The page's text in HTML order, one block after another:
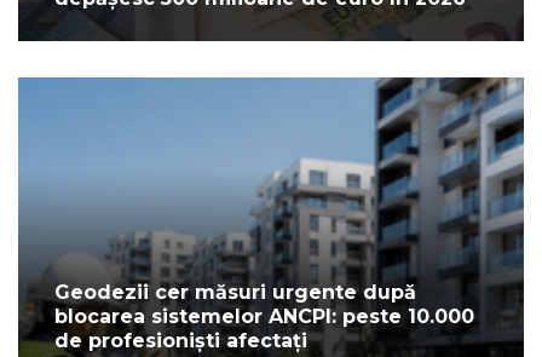
Geodezii cer măsuri urgente după
blocarea sistemelor ANCPI: peste 10.000
de profesioniști afectați